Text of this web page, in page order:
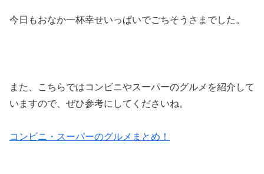
今日もおなか一杯幸せいっぱいでごちそうさまでした。
また、こちらではコンビニやスーパーのグルメを紹介して
いますので、ぜひ参考にしてくださいね。
コンビニ・スーパーのグルメまとめ！